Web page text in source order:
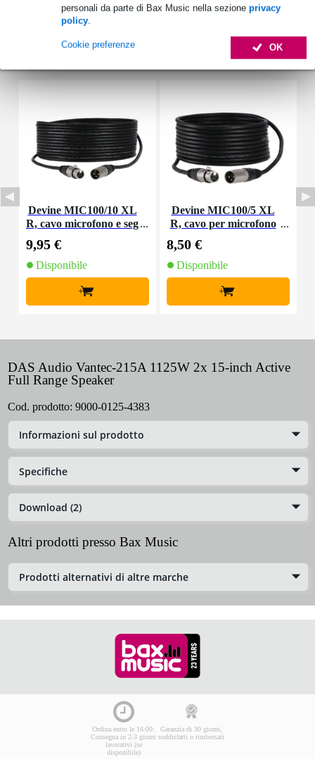
personali da parte di Bax Music nella sezione privacy
policy.
OK
Cookie preferenze
Devine MIC100/10 XL
R, cavo microfono e seg
9,95 €
Disponibile
+
Devine MIC100/5 XL
R, cavo per microfono
8,50 €
Disponibile
+
DAS Audio Vantec-215A 1125W 2x 15-inch Active
Full Range Speaker
Cod. prodotto: 9000-0125-4383
Informazioni sul prodotto
Specifiche
Download (2)
Altri prodotti presso Bax Music
Prodotti alternativi di altre marche
Ordina entro le 16:00:
Consegna in 2-3 giorni
lavorativi (se
disponibile)
Garanzia di 30 giorni,
soddisfatti o rimborsati